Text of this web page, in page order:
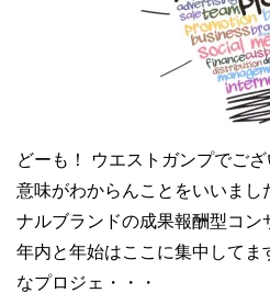
どーも！ ウエストガンプでご
意味がわからんことをいいまし
ナルブランドの成果報酬型コン
年内と年始はここに集中してま
なプロジェ・・・